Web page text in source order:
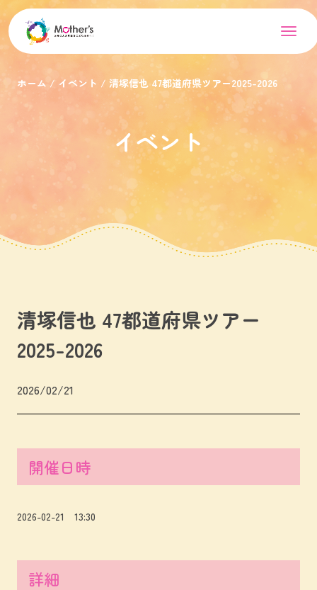
ホーム イベント 清塚信也 47都道府県ツアー2025-2026
イベント
清塚信也 47都道府県ツアー
2025-2026
2026/02/21
開催日時
2026-02-21 13:30
詳細